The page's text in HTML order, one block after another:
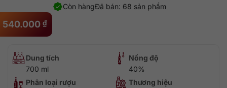
540.000 ₫
Đã bán: 68 sản phẩm
Còn hàng
Dung tích
700 ml
Nồng độ
40%
Phân loại rượu
Thương hiệu